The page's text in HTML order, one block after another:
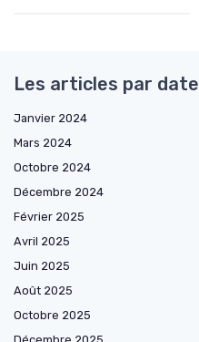
Les articles par date
Janvier 2024
Mars 2024
Octobre 2024
Décembre 2024
Février 2025
Avril 2025
Juin 2025
Août 2025
Octobre 2025